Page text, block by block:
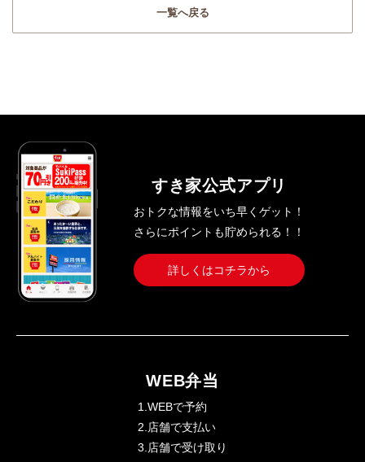
一覧へ戻る
すき家公式アプリ
おトクな情報をいち早くゲット！
さらにポイントも貯められる！！
詳しくはコチラから
WEB弁当
1.WEBで予約
2.店舗で支払い
3.店舗で受け取り